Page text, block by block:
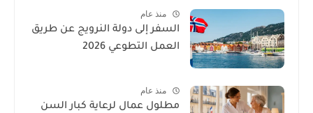
منذ عام
السفر إلى دولة النرويج عن طريق
العمل التطوعي 2026
منذ عام
مطلول عمال لرعاية كبار السن